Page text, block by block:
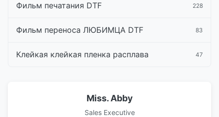
Фильм печатания DTF 228
Фильм переноса ЛЮБИМЦА DTF 83
Клейкая клейкая пленка расплава 47
Miss. Abby
Sales Executive